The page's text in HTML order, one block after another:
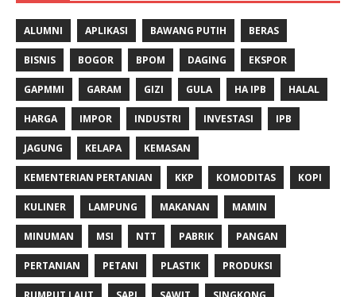
ALUMNI APLIKASI BAWANG PUTIH BERAS
BISNIS BOGOR BPOM DAGING EKSPOR
GAPMMI GARAM GIZI GULA HA IPB HALAL
HARGA IMPOR INDUSTRI INVESTASI IPB
JAGUNG KELAPA KEMASAN
KEMENTERIAN PERTANIAN KKP KOMODITAS KOPI
KULINER LAMPUNG MAKANAN MAMIN
MINUMAN MSI NTT PABRIK PANGAN
PERTANIAN PETANI PLASTIK PRODUKSI